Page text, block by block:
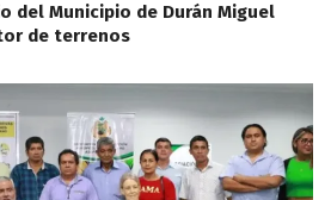
del Municipio de Durán Miguel
de terrenos